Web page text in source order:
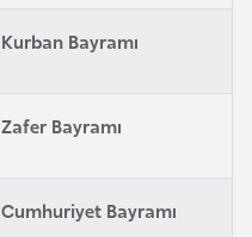
Kurban Bayramı
Zafer Bayramı
Cumhuriyet Bayramı